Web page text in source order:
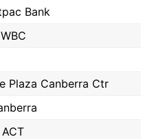
Bank
WBC
Plaza Canberra Ctr
ACT